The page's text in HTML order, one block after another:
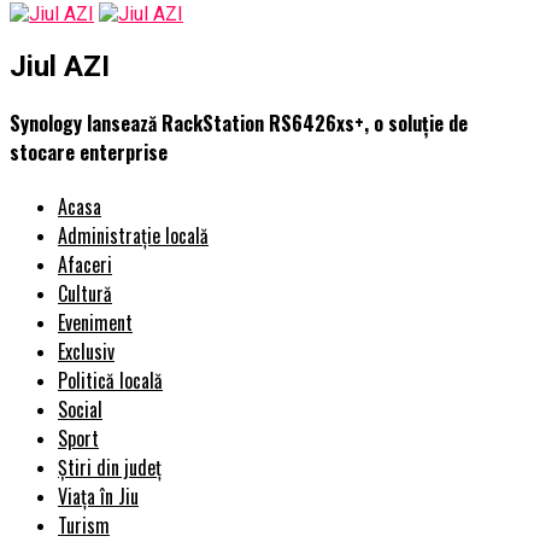
Jiul AZI
Synology lansează RackStation RS6426xs+, o soluție de
stocare enterprise
Acasa
Administrație locală
Afaceri
Cultură
Eveniment
Exclusiv
Politică locală
Social
Sport
Știri din județ
Viața în Jiu
Turism